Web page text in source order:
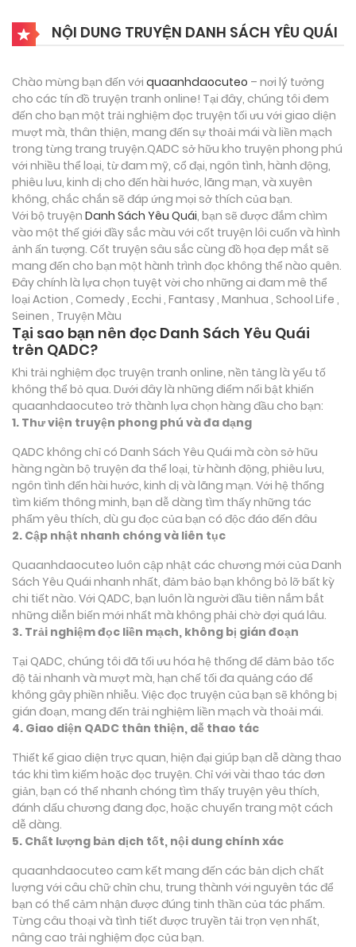
NỘI DUNG TRUYỆN DANH SÁCH YÊU QUÁI
Chào mừng bạn đến với quaanhdaocuteo – nơi lý tưởng
cho các tín đồ truyện tranh online! Tại đây, chúng tôi đem
đến cho bạn một trải nghiệm đọc truyện tối ưu với giao diện
mượt mà, thân thiện, mang đến sự thoải mái và liền mạch
trong từng trang truyện.QADC sở hữu kho truyện phong phú
với nhiều thể loại, từ đam mỹ, cổ đại, ngôn tình, hành động,
phiêu lưu, kinh dị cho đến hài hước, lãng mạn, và xuyên
không, chắc chắn sẽ đáp ứng mọi sở thích của bạn.
Với bộ truyện Danh Sách Yêu Quái, bạn sẽ được đắm chìm
vào một thế giới đầy sắc màu với cốt truyện lôi cuốn và hình
ảnh ấn tượng. Cốt truyện sâu sắc cùng đồ họa đẹp mắt sẽ
mang đến cho bạn một hành trình đọc không thể nào quên.
Đây chính là lựa chọn tuyệt vời cho những ai đam mê thể
loại Action , Comedy , Ecchi , Fantasy , Manhua , School Life ,
Seinen , Truyện Màu
Tại sao bạn nên đọc Danh Sách Yêu Quái
trên QADC?
Khi trải nghiệm đọc truyện tranh online, nền tảng là yếu tố
không thể bỏ qua. Dưới đây là những điểm nổi bật khiến
quaanhdaocuteo trở thành lựa chọn hàng đầu cho bạn:
1. Thư viện truyện phong phú và đa dạng
QADC không chỉ có Danh Sách Yêu Quái mà còn sở hữu
hàng ngàn bộ truyện đa thể loại, từ hành động, phiêu lưu,
ngôn tình đến hài hước, kinh dị và lãng mạn. Với hệ thống
tìm kiếm thông minh, bạn dễ dàng tìm thấy những tác
phẩm yêu thích, dù gu đọc của bạn có độc đáo đến đâu
2. Cập nhật nhanh chóng và liên tục
Quaanhdaocuteo luôn cập nhật các chương mới của Danh
Sách Yêu Quái nhanh nhất, đảm bảo bạn không bỏ lỡ bất kỳ
chi tiết nào. Với QADC, bạn luôn là người đầu tiên nắm bắt
những diễn biến mới nhất mà không phải chờ đợi quá lâu.
3. Trải nghiệm đọc liền mạch, không bị gián đoạn
Tại QADC, chúng tôi đã tối ưu hóa hệ thống để đảm bảo tốc
độ tải nhanh và mượt mà, hạn chế tối đa quảng cáo để
không gây phiền nhiễu. Việc đọc truyện của bạn sẽ không bị
gián đoạn, mang đến trải nghiệm liền mạch và thoải mái.
4. Giao diện QADC thân thiện, dễ thao tác
Thiết kế giao diện trực quan, hiện đại giúp bạn dễ dàng thao
tác khi tìm kiếm hoặc đọc truyện. Chỉ với vài thao tác đơn
giản, bạn có thể nhanh chóng tìm thấy truyện yêu thích,
đánh dấu chương đang đọc, hoặc chuyển trang một cách
dễ dàng.
5. Chất lượng bản dịch tốt, nội dung chính xác
quaanhdaocuteo cam kết mang đến các bản dịch chất
lượng với câu chữ chỉn chu, trung thành với nguyên tác để
bạn có thể cảm nhận được đúng tinh thần của tác phẩm.
Từng câu thoại và tình tiết được truyền tải trọn vẹn nhất,
nâng cao trải nghiệm đọc của bạn.